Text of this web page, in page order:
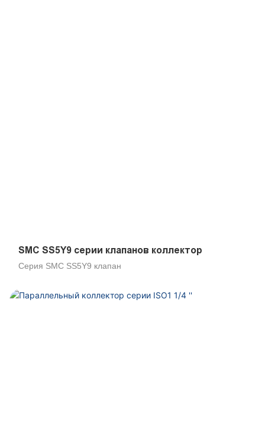
SMC SS5Y9 серии клапанов коллектор
Серия SMC SS5Y9 клапан